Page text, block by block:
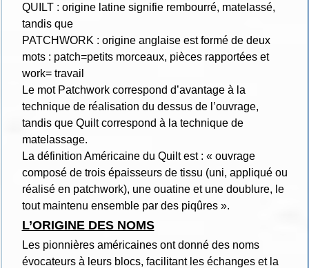
QUILT : origine latine signifie rembourré, matelassé,
tandis que
PATCHWORK : origine anglaise est formé de deux
mots : patch=petits morceaux, pièces rapportées et
work= travail
Le mot Patchwork correspond d’avantage à la
technique de réalisation du dessus de l’ouvrage,
tandis que Quilt correspond à la technique de
matelassage.
La définition Américaine du Quilt est : « ouvrage
composé de trois épaisseurs de tissu (uni, appliqué ou
réalisé en patchwork), une ouatine et une doublure, le
tout maintenu ensemble par des piqûres ».
L’ORIGINE DES NOMS
Les pionnières américaines ont donné des noms
évocateurs à leurs blocs, facilitant les échanges et la